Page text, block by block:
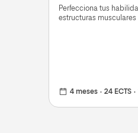
Perfecciona tus
estructuras
4 meses 24 ECTS